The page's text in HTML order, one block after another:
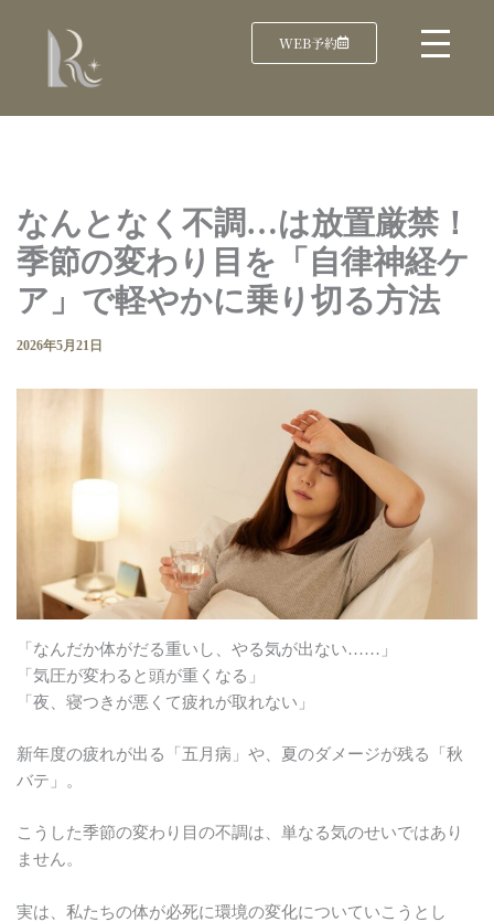
WEB予約
なんとなく不調…は放置厳禁！
季節の変わり目を「自律神経ケ
ア」で軽やかに乗り切る方法
2026年5月21日
「なんだか体がだる重いし、やる気が出ない……」
「気圧が変わると頭が重くなる」
「夜、寝つきが悪くて疲れが取れない」
新年度の疲れが出る「五月病」や、夏のダメージが残る「秋
バテ」。
こうした季節の変わり目の不調は、単なる気のせいではあり
ません。
実は、私たちの体が必死に環境の変化についていこうとし